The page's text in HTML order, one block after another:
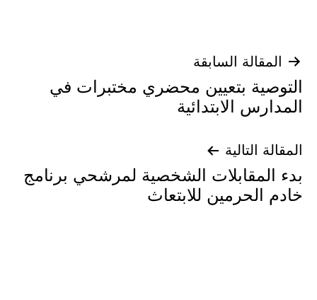
تصفّح
المقالات
المقالة السابقة
التوصية بتعيين محضري مختبرات في
المدارس الابتدائية
المقالة التالية
بدء المقابلات الشخصية لمرشحي برنامج
خادم الحرمين للابتعاث